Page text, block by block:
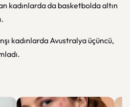
kadınlarda da basketbolda altın
kadınlarda Avustralya üçüncü,